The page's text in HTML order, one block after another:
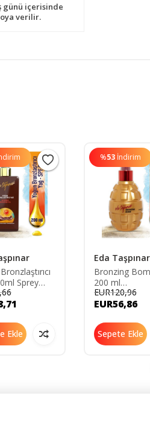
günü içerisinde
verilir.
Sprey
Ekle
%53 İndirim
Eda Taşpınar
Bronzing
200 ml
EUR120,96
EUR56,86
Sepete Ekle